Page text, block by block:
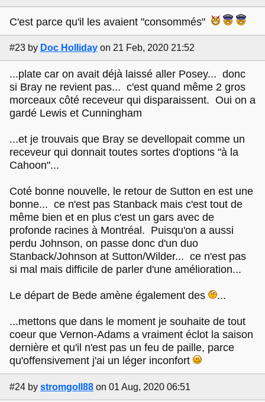
C'est parce qu'il les avaient "consommés"
#23 by Doc Holliday on 21 Feb, 2020 21:52
...plate car on avait déjà laissé aller Posey... donc
si Bray ne revient pas... c'est quand même 2 gros
morceaux côté receveur qui disparaissent. Oui on a
gardé Lewis et Cunningham
...et je trouvais que Bray se devellopait comme un
receveur qui donnait toutes sortes d'options "à la
Cahoon"...
Coté bonne nouvelle, le retour de Sutton en est une
bonne... ce n'est pas Stanback mais c'est tout de
même bien et en plus c'est un gars avec de
profonde racines à Montréal. Puisqu'on a aussi
perdu Johnson, on passe donc d'un duo
Stanback/Johnson at Sutton/Wilder... ce n'est pas
si mal mais difficile de parler d'une amélioration...
Le départ de Bede amène également des ...
...mettons que dans le moment je souhaite de tout
coeur que Vernon-Adams a vraiment éclot la saison
dernière et qu'il n'est pas un feu de paille, parce
qu'offensivement j'ai un léger inconfort
#24 by stromgoll88 on 01 Aug, 2020 06:51